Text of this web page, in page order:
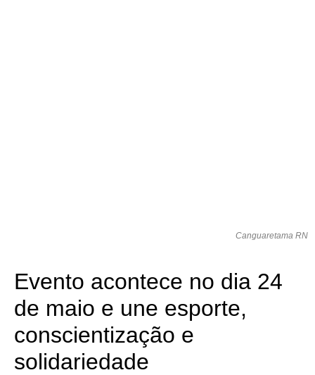
Canguaretama RN
Evento acontece no dia 24
de maio e une esporte,
conscientização e
solidariedade